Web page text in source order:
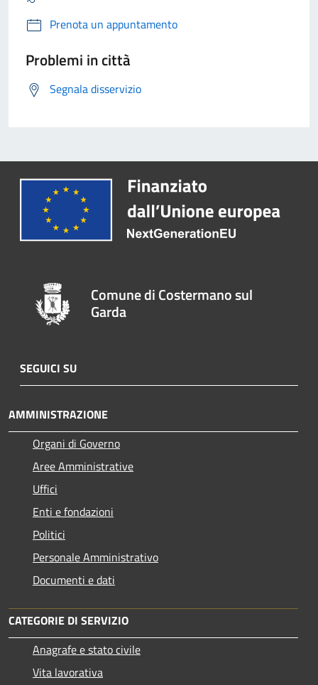
Prenota un appuntamento
Problemi in città
Segnala disservizio
Comune di Costermano sul
Garda
SEGUICI SU
AMMINISTRAZIONE
Organi di Governo
Aree Amministrative
Uffici
Enti e fondazioni
Politici
Personale Amministrativo
Documenti e dati
CATEGORIE DI SERVIZIO
Anagrafe e stato civile
Vita lavorativa